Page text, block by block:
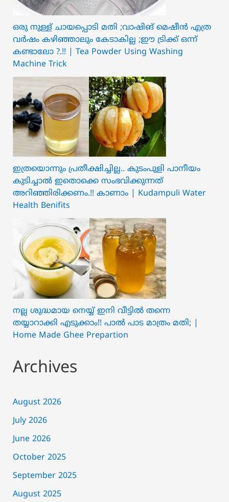
ഒരു നുള്ള് ചായപ്പൊടി മതി ;വാഷിങ് മെഷീൻ എത്ര
വർഷം കഴിഞ്ഞാലും കേടാകില്ല ;ഈ ട്രിക്ക് ഒന്ന്
കണ്ടാലോ ?.!! | Tea Powder Using Washing
Machine Trick
ഇത്രയൊന്നും പ്രതീക്ഷിച്ചില്ല.. ക‍ു‌ടംപുളി പാനീയം
കുടിച്ചാൽ ഇതൊക്കെ സംഭവിക്കുന്നത്
അറിഞ്ഞിരിക്കണം.!! കാണാം | Kudampuli Water
Health Benifits
നല്ല ശുദ്ധമായ നെയ്യ് ഇനി വീട്ടിൽ തന്നെ
തയ്യാറാക്കി എടുക്കാം!! പാൽ പാട മാത്രം മതി; |
Home Made Ghee Prepartion
Archives
August 2026
July 2026
June 2026
October 2025
September 2025
August 2025